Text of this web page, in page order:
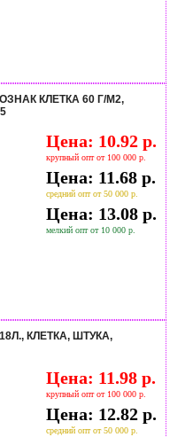
КЛЕТКА 60 Г/М2,
Цена: 10.92 р.
крупный опт от 100 000 р.
Цена: 11.68 р.
средний опт от 50 000 р.
Цена: 13.08 р.
мелкий опт от 10 000 р.
КЛЕТКА, ШТУКА,
Цена: 11.98 р.
крупный опт от 100 000 р.
Цена: 12.82 р.
средний опт от 50 000 р.